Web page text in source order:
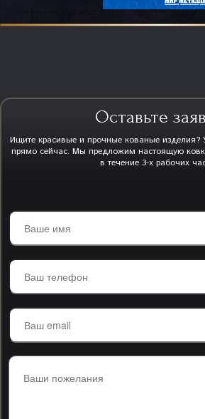
Оставьте
Ищите красивые и прочные кованые изделия?
прямо сейчас. Мы предложим настоящую
в течение 3-х рабочих